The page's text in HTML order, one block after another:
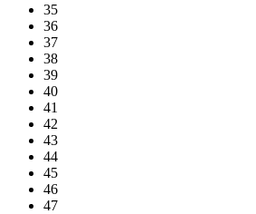
35
36
37
38
39
40
41
42
43
44
45
46
47